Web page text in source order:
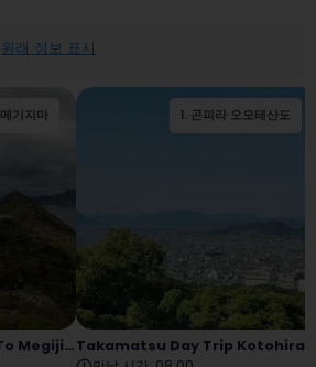
원래 정보 표시
메기지마 2. 오기지마
Takamatsu Day Trip To Megijima And Ogijima
1. 곤피라 오모테산도
Takamatsu Day Trip Kotohira